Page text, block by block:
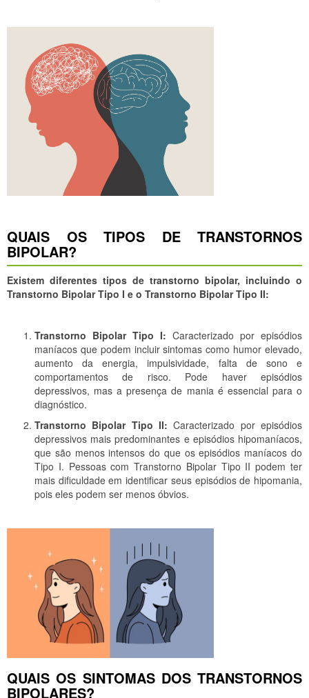
QUAIS OS TIPOS DE TRANSTORNOS
BIPOLAR?
Existem diferentes tipos de transtorno bipolar, incluindo o
Transtorno Bipolar Tipo I e o Transtorno Bipolar Tipo II:
Transtorno Bipolar Tipo I: Caracterizado por episódios
maníacos que podem incluir sintomas como humor elevado,
aumento da energia, impulsividade, falta de sono e
comportamentos de risco. Pode haver episódios
depressivos, mas a presença de mania é essencial para o
diagnóstico.
Transtorno Bipolar Tipo II: Caracterizado por episódios
depressivos mais predominantes e episódios hipomaníacos,
que são menos intensos do que os episódios maníacos do
Tipo I. Pessoas com Transtorno Bipolar Tipo II podem ter
mais dificuldade em identificar seus episódios de hipomania,
pois eles podem ser menos óbvios.
QUAIS OS SINTOMAS DOS TRANSTORNOS
BIPOLARES?